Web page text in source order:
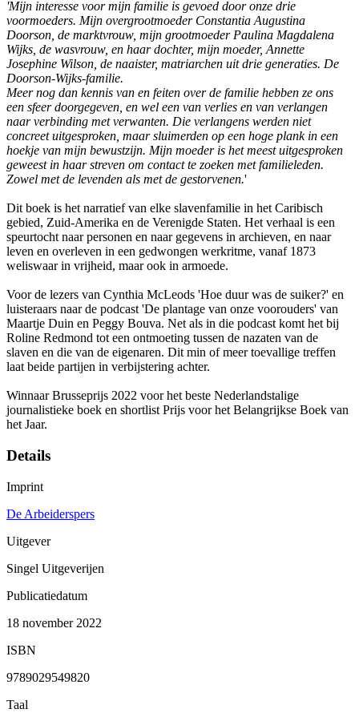
'Mijn interesse voor mijn familie is gevoed door onze drie
voormoeders. Mijn overgrootmoeder Constantia Augustina
Doorson, de marktvrouw, mijn grootmoeder Paulina Magdalena
Wijks, de wasvrouw, en haar dochter, mijn moeder, Annette
Josephine Wilson, de naaister, matriarchen uit drie generaties. De
Doorson-Wijks-familie.
Meer nog dan kennis van en feiten over de familie hebben ze ons
een sfeer doorgegeven, en wel een van verlies en van verlangen
naar verbinding met verwanten. Die verlangens werden niet
concreet uitgesproken, maar sluimerden op een hoge plank in een
hoekje van mijn bewustzijn. Mijn moeder is het meest uitgesproken
geweest in haar streven om contact te zoeken met familieleden.
Zowel met de levenden als met de gestorvenen.'
Dit boek is het narratief van elke slavenfamilie in het Caribisch
gebied, Zuid-Amerika en de Verenigde Staten. Het verhaal is een
speurtocht naar personen en naar gegevens in archieven, en naar
leven en overleven in een gedwongen werkritme, vanaf 1873
weliswaar in vrijheid, maar ook in armoede.
Voor de lezers van Cynthia McLeods 'Hoe duur was de suiker?' en
luisteraars naar de podcast 'De plantage van onze voorouders' van
Maartje Duin en Peggy Bouva. Net als in die podcast komt het bij
Roline Redmond tot een ontmoeting tussen de nazaten van de
slaven en die van de eigenaren. Dit min of meer toevallige treffen
laat beide partijen in verbijstering achter.
Winnaar Brusseprijs 2022 voor het beste Nederlandstalige
journalistieke boek en shortlist Prijs voor het Belangrijkse Boek van
het Jaar.
Details
Imprint
De Arbeiderspers
Uitgever
Singel Uitgeverijen
Publicatiedatum
18 november 2022
ISBN
9789029549820
Taal